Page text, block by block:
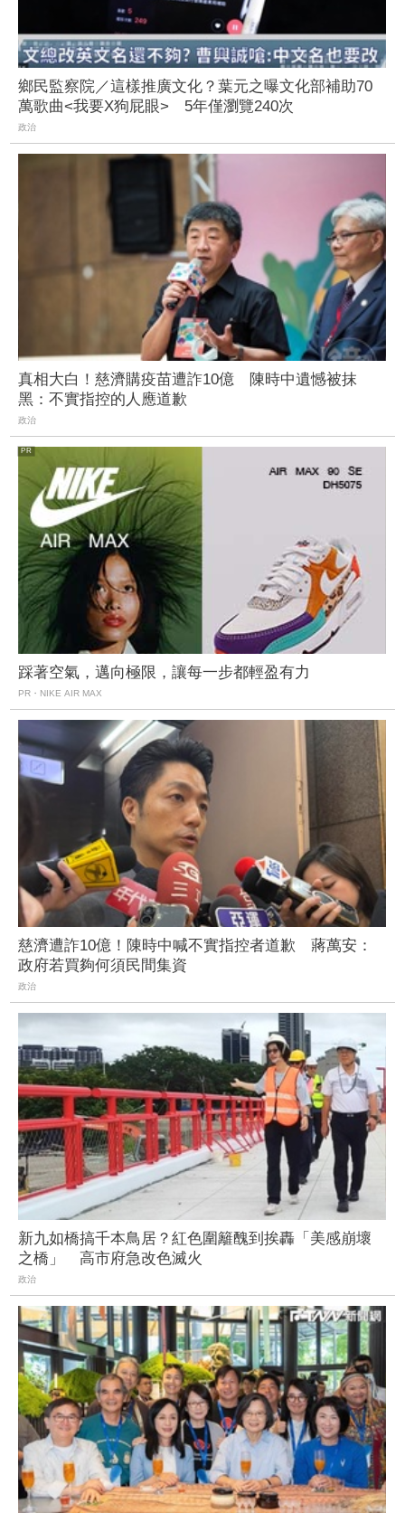
鄉民監察院／這樣推廣文化？葉元之曝文化部補助70
萬歌曲<我要X狗屁眼> 5年僅瀏覽240次
政治
真相大白！慈濟購疫苗遭詐10億 陳時中遺憾被抹
黑：不實指控的人應道歉
政治
踩著空氣，邁向極限，讓每一步都輕盈有力
PR・NIKE AIR MAX
慈濟遭詐10億！陳時中喊不實指控者道歉 蔣萬安：
政府若買夠何須民間集資
政治
新九如橋搞千本鳥居？紅色圍籬醜到挨轟「美感崩壞
之橋」 高市府急改色滅火
政治